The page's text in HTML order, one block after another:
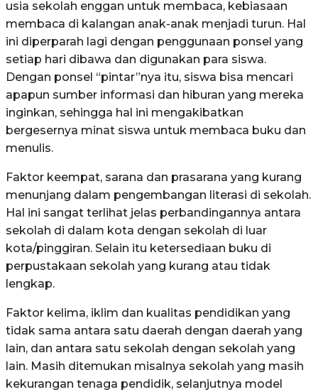
usia sekolah enggan untuk membaca, kebiasaan
membaca di kalangan anak-anak menjadi turun. Hal
ini diperparah lagi dengan penggunaan ponsel yang
setiap hari dibawa dan digunakan para siswa.
Dengan ponsel “pintar”nya itu, siswa bisa mencari
apapun sumber informasi dan hiburan yang mereka
inginkan, sehingga hal ini mengakibatkan
bergesernya minat siswa untuk membaca buku dan
menulis.
Faktor keempat, sarana dan prasarana yang kurang
menunjang dalam pengembangan literasi di sekolah.
Hal ini sangat terlihat jelas perbandingannya antara
sekolah di dalam kota dengan sekolah di luar
kota/pinggiran. Selain itu ketersediaan buku di
perpustakaan sekolah yang kurang atau tidak
lengkap.
Faktor kelima, iklim dan kualitas pendidikan yang
tidak sama antara satu daerah dengan daerah yang
lain, dan antara satu sekolah dengan sekolah yang
lain. Masih ditemukan misalnya sekolah yang masih
kekurangan tenaga pendidik, selanjutnya model